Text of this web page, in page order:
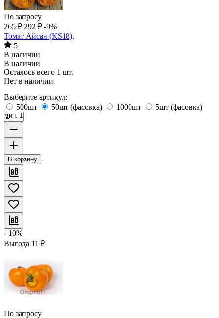
По запросу
265 ₽ 292 ₽ -9%
Томат Айсан (KS18),
5
В наличии
В наличии
Осталось всего 1 шт.
Нет в наличии
Выберите артикул:
500шт
50шт (фасовка) 1000шт 5шт (фасовка)
мин. 1
В корзину
- 10%
Выгода 11 ₽
По запросу